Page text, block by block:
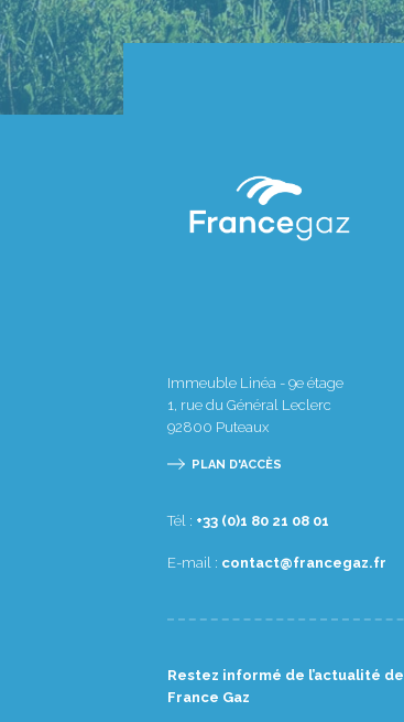
Immeuble Linéa - 9e étage
1, rue du Général Leclerc
92800 Puteaux
PLAN D'ACCÈS
Tél : 10 80 12 08 1(0) 33+
E-mail : rf.zagecnarf@tcatnoc
Restez informé de l’actualité de
France Gaz